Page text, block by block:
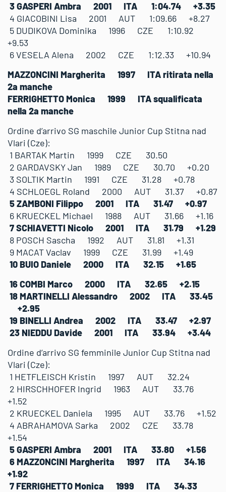
3 GASPERI Ambra 2001 ITA 1:04.74 +3.35
4 GIACOBINI Lisa 2001 AUT 1:09.66 +8.27
5 DUDIKOVA Dominika 1996 CZE 1:10.92
+9.53
6 VESELA Alena 2002 CZE 1:12.33 +10.94
MAZZONCINI Margherita 1997 ITA ritirata nella
2a manche
FERRIGHETTO Monica 1999 ITA squalificata
nella 2a manche
Ordine d’arrivo SG maschile Junior Cup Stitna nad
Vlari (Cze):
1 BARTAK Martin 1999 CZE 30.50
2 GARDAVSKY Jan 1989 CZE 30.70 +0.20
3 SOLTIK Martin 1991 CZE 31.28 +0.78
4 SCHLOEGL Roland 2000 AUT 31.37 +0.87
5 ZAMBONI Filippo 2001 ITA 31.47 +0.97
6 KRUECKEL Michael 1988 AUT 31.66 +1.16
7 SCHIAVETTI Nicolo 2001 ITA 31.79 +1.29
8 POSCH Sascha 1992 AUT 31.81 +1.31
9 MACAT Vaclav 1999 CZE 31.99 +1.49
10 BUIO Daniele 2000 ITA 32.15 +1.65
16 COMBI Marco 2000 ITA 32.65 +2.15
18 MARTINELLI Alessandro 2002 ITA 33.45
+2.95
19 BINELLI Andrea 2002 ITA 33.47 +2.97
23 NIEDDU Davide 2001 ITA 33.94 +3.44
Ordine d’arrivo SG femminile Junior Cup Stitna nad
Vlari (Cze):
1 HETFLEISCH Kristin 1997 AUT 32.24
2 HIRSCHHOFER Ingrid 1963 AUT 33.76
+1.52
2 KRUECKEL Daniela 1995 AUT 33.76 +1.52
4 ABRAHAMOVA Sarka 2002 CZE 33.78
+1.54
5 GASPERI Ambra 2001 ITA 33.80 +1.56
6 MAZZONCINI Margherita 1997 ITA 34.16
+1.92
7 FERRIGHETTO Monica 1999 ITA 34.33